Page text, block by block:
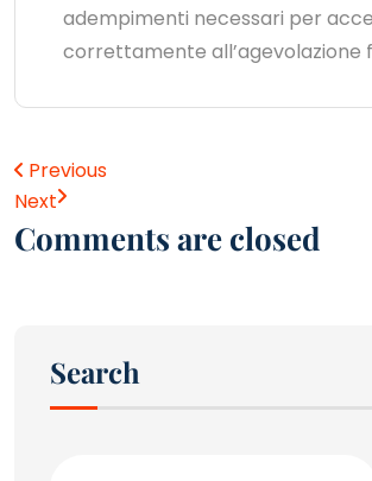
adempimenti necessari per
correttamente all’agevolazione
Previous
Next
Comments are closed
Search